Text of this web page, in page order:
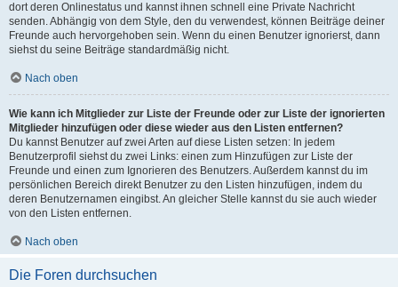
dort deren Onlinestatus und kannst ihnen schnell eine Private Nachricht
senden. Abhängig von dem Style, den du verwendest, können Beiträge deiner
Freunde auch hervorgehoben sein. Wenn du einen Benutzer ignorierst, dann
siehst du seine Beiträge standardmäßig nicht.
Nach oben
Wie kann ich Mitglieder zur Liste der Freunde oder zur Liste der ignorierten
Mitglieder hinzufügen oder diese wieder aus den Listen entfernen?
Du kannst Benutzer auf zwei Arten auf diese Listen setzen: In jedem
Benutzerprofil siehst du zwei Links: einen zum Hinzufügen zur Liste der
Freunde und einen zum Ignorieren des Benutzers. Außerdem kannst du im
persönlichen Bereich direkt Benutzer zu den Listen hinzufügen, indem du
deren Benutzernamen eingibst. An gleicher Stelle kannst du sie auch wieder
von den Listen entfernen.
Nach oben
Die Foren durchsuchen